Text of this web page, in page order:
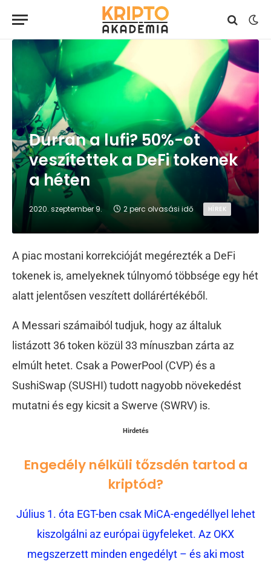
Durran a lufi? 50%-ot
veszítettek a DeFi tokenek
a héten
2020. szeptember 9. 2 perc olvasási idő HÍREK
A piac mostani korrekcióját megérezték a DeFi
tokenek is, amelyeknek túlnyomó többsége egy hét
alatt jelentősen veszített dollárértékéből.
A Messari számaiból tudjuk, hogy az általuk
listázott 36 token közül 33 mínuszban zárta az
elmúlt hetet. Csak a PowerPool (CVP) és a
SushiSwap (SUSHI) tudott nagyobb növekedést
mutatni és egy kicsit a Swerve (SWRV) is.
Hirdetés
Engedély nélküli tőzsdén tartod a
kriptód?
Július 1. óta EGT-ben csak MiCA-engedéllyel lehet
kiszolgálni az európai ügyfeleket. Az OKX
megszerzett minden engedélyt – és aki most